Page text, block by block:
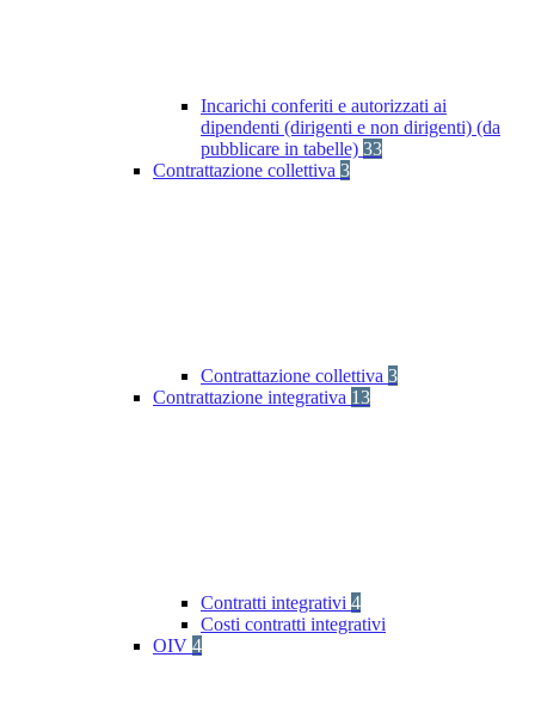
Incarichi conferiti e autorizzati ai
dipendenti (dirigenti e non dirigenti) (da
pubblicare in tabelle) 33
Contrattazione collettiva 3
Contrattazione collettiva 3
Contrattazione integrativa 13
Contratti integrativi 4
Costi contratti integrativi
OIV 4